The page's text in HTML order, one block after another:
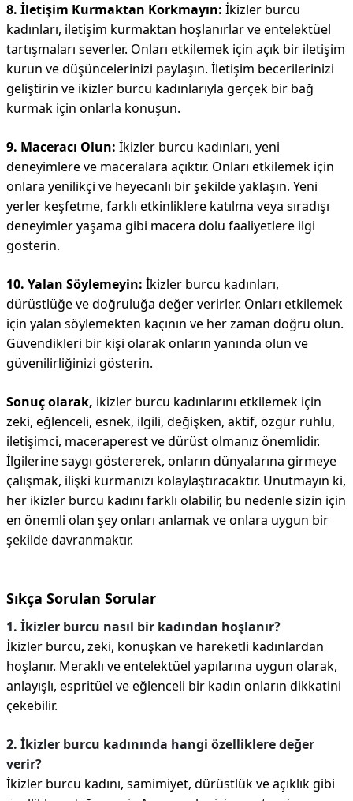
8. İletişim Kurmaktan Korkmayın: İkizler burcu
kadınları, iletişim kurmaktan hoşlanırlar ve entelektüel
tartışmaları severler. Onları etkilemek için açık bir iletişim
kurun ve düşüncelerinizi paylaşın. İletişim becerilerinizi
geliştirin ve ikizler burcu kadınlarıyla gerçek bir bağ
kurmak için onlarla konuşun.
9. Maceracı Olun: İkizler burcu kadınları, yeni
deneyimlere ve maceralara açıktır. Onları etkilemek için
onlara yenilikçi ve heyecanlı bir şekilde yaklaşın. Yeni
yerler keşfetme, farklı etkinliklere katılma veya sıradışı
deneyimler yaşama gibi macera dolu faaliyetlere ilgi
gösterin.
10. Yalan Söylemeyin: İkizler burcu kadınları,
dürüstlüğe ve doğruluğa değer verirler. Onları etkilemek
için yalan söylemekten kaçının ve her zaman doğru olun.
Güvendikleri bir kişi olarak onların yanında olun ve
güvenilirliğinizi gösterin.
Sonuç olarak, ikizler burcu kadınlarını etkilemek için
zeki, eğlenceli, esnek, ilgili, değişken, aktif, özgür ruhlu,
iletişimci, maceraperest ve dürüst olmanız önemlidir.
İlgilerine saygı göstererek, onların dünyalarına girmeye
çalışmak, ilişki kurmanızı kolaylaştıracaktır. Unutmayın ki,
her ikizler burcu kadını farklı olabilir, bu nedenle sizin için
en önemli olan şey onları anlamak ve onlara uygun bir
şekilde davranmaktır.
Sıkça Sorulan Sorular
1. İkizler burcu nasıl bir kadından hoşlanır?
İkizler burcu, zeki, konuşkan ve hareketli kadınlardan
hoşlanır. Meraklı ve entelektüel yapılarına uygun olarak,
anlayışlı, espritüel ve eğlenceli bir kadın onların dikkatini
çekebilir.
2. İkizler burcu kadınında hangi özelliklere değer
verir?
İkizler burcu kadını, samimiyet, dürüstlük ve açıklık gibi